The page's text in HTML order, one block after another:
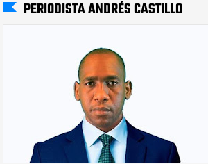
PERIODISTA ANDRÉS CASTILLO